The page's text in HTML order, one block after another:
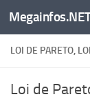
Skip to content
LOI DE PARETO,
Loi de